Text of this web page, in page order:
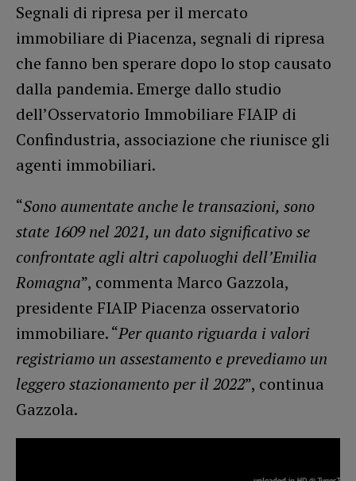
Segnali di ripresa per il mercato
immobiliare di Piacenza, segnali di ripresa
che fanno ben sperare dopo lo stop causato
dalla pandemia. Emerge dallo studio
dell’Osservatorio Immobiliare FIAIP di
Confindustria, associazione che riunisce gli
agenti immobiliari.
“Sono aumentate anche le transazioni, sono
state 1609 nel 2021, un dato significativo se
confrontate agli altri capoluoghi dell’Emilia
Romagna”, commenta Marco Gazzola,
presidente FIAIP Piacenza osservatorio
immobiliare. “Per quanto riguarda i valori
registriamo un assestamento e prevediamo un
leggero stazionamento per il 2022”, continua
Gazzola.